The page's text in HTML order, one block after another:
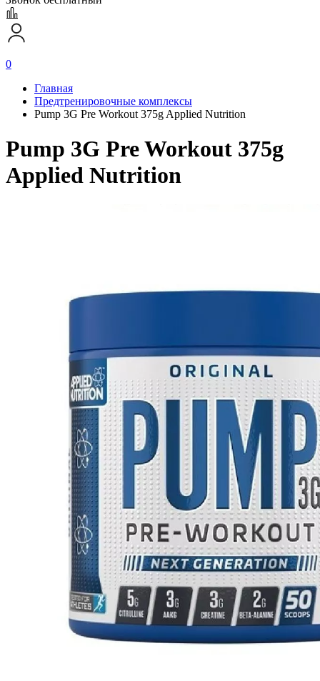
0
Главная
Предтренировочные комплексы
Pump 3G Pre Workout 375g Applied Nutrition
Pump 3G Pre Workout 375g
Applied Nutrition